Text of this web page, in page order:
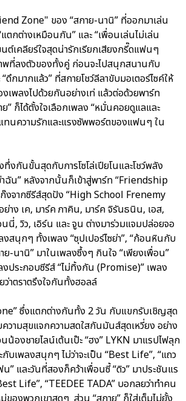
Zone" ของ “สกาย-นานิ” ที่ออกมาเล่น
ตกต่างเหมือนกัน” และ “เพื่อนเล่นไม่เล่น
นต์เคลียร์ใจสุดน่ารักเรียกเสียงกรี๊ดแฟนๆ
ที่ลงตัวของทั้งคู่ ก่อนจะไปสนุกสนานกับ
ดึกมากแล้ว” ที่สกายโชว์ลีลาขับมอเตอร์ไซค์ให้
เพลงไปด้วยกันอย่างเท่ แล้วต่อด้วยพาร์ท
” ก็ได้ตั้งใจเลือกเพลง “หมั่นคอยดูแลและ
ทนความรักและแรงซัพพอร์ตของแฟนๆ ใน
ทึ่งกันขั้นสุดกับการโซโล่เปียโนและโชว์พลัง
ฉัน” หลังจากนั้นก็เข้าสู่พาร์ท “Friendship
งจากซีรีส์สุดปัง “High School Frenemy
าง เค, มาร์ค ภาคิน, มาร์ค จิรันธนิน, เอส,
นนี่, วิว, เอิร์น และ จูน ต่างมาร่วมแจมปล่อยจอ
สนุกๆ ทั้งเพลง “ซุปเปอร์ไซย่า”, “ก้อนหินกับ
ย-นานิ” มาในเพลงซึ้งๆ กินใจ “เพียงเพื่อน”
งประกอบซีรีส์ “ไม่ทิ้งกัน (Promise)” เพลง
าตราตรึงใจกันทั้งฮอลล์
ซึ่งแตกต่างกันทั้ง 2 วัน กับแขกรับเชิญสุด
วามสุขแจกความสดใสกันมันส์สุดเหวี่ยง อย่าง
น้องชายไลน์เต้นเป๊ะ “ฮง” LYKN มาแรปไฟลุก
บเพลงสนุกๆ ไม่ว่าจะเป็น “Best Life”, “แถว
น” และวันที่สองก็คว้าเพื่อนซี้ “ดิว” มาประชันแร
Life”, “TEEDEE TADA” บอกลยว่าทำคน